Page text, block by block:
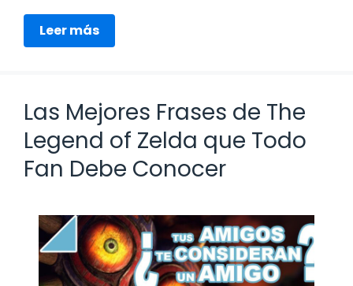
Leer más
Las Mejores Frases de The
Legend of Zelda que Todo
Fan Debe Conocer